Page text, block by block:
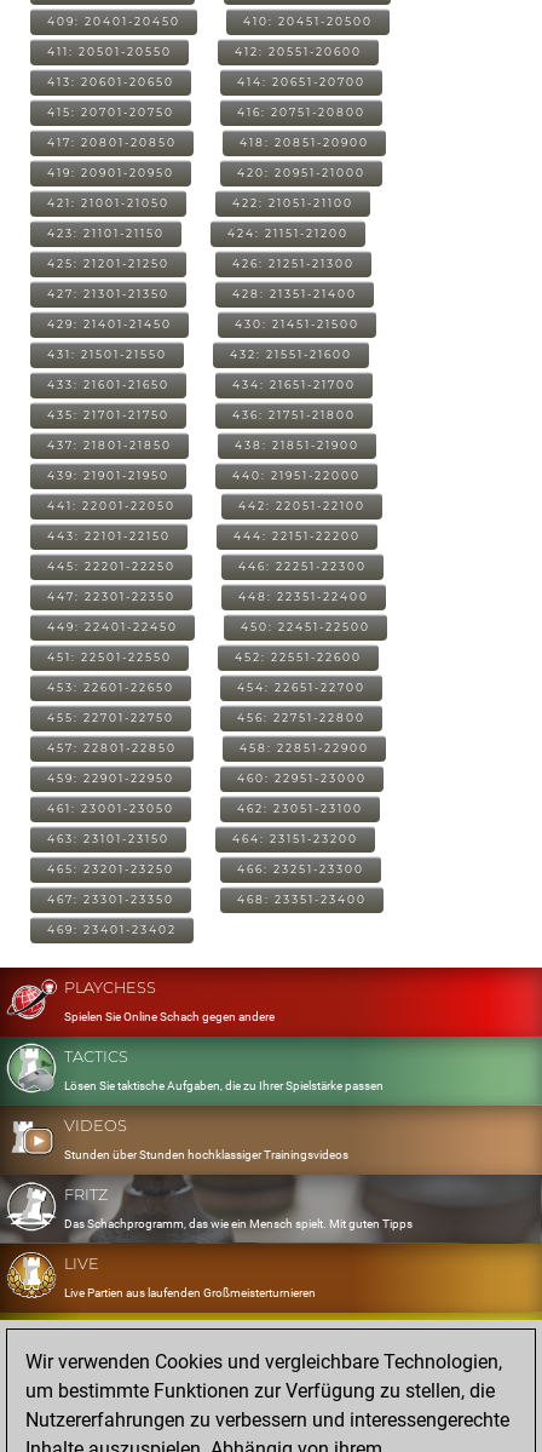
409: 20401-20450 410: 20451-20500
411: 20501-20550 412: 20551-20600
413: 20601-20650 414: 20651-20700
415: 20701-20750 416: 20751-20800
417: 20801-20850 418: 20851-20900
419: 20901-20950 420: 20951-21000
421: 21001-21050 422: 21051-21100
423: 21101-21150 424: 21151-21200
425: 21201-21250 426: 21251-21300
427: 21301-21350 428: 21351-21400
429: 21401-21450 430: 21451-21500
431: 21501-21550 432: 21551-21600
433: 21601-21650 434: 21651-21700
435: 21701-21750 436: 21751-21800
437: 21801-21850 438: 21851-21900
439: 21901-21950 440: 21951-22000
441: 22001-22050 442: 22051-22100
443: 22101-22150 444: 22151-22200
445: 22201-22250 446: 22251-22300
447: 22301-22350 448: 22351-22400
449: 22401-22450 450: 22451-22500
451: 22501-22550 452: 22551-22600
453: 22601-22650 454: 22651-22700
455: 22701-22750 456: 22751-22800
457: 22801-22850 458: 22851-22900
459: 22901-22950 460: 22951-23000
461: 23001-23050 462: 23051-23100
463: 23101-23150 464: 23151-23200
465: 23201-23250 466: 23251-23300
467: 23301-23350 468: 23351-23400
469: 23401-23402
PLAYCHESS
Spielen Sie Online Schach gegen andere
TACTICS
Lösen Sie taktische Aufgaben, die zu Ihrer Spielstärke passen
VIDEOS
Stunden über Stunden hochklassiger Trainingsvideos
FRITZ
Das Schachprogramm, das wie ein Mensch spielt. Mit guten Tipps
LIVE
Live Partien aus laufenden Großmeisterturnieren
OPENINGS
Erfassen und Üben Sie Ihr Eröffnungsrepertoire
DATABASE
Acht Millionen starke Partien
Wir verwenden Cookies und vergleichbare Technologien,
um bestimmte Funktionen zur Verfügung zu stellen, die
Nutzererfahrungen zu verbessern und interessengerechte